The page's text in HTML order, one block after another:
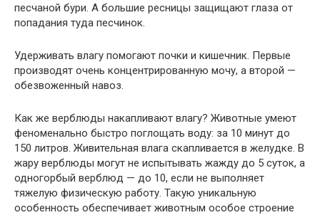
песчаной бури. А большие ресницы защищают глаза от
попадания туда песчинок.
Удерживать влагу помогают почки и кишечник. Первые
производят очень концентрированную мочу, а второй —
обезвоженный навоз.
Как же верблюды накапливают влагу? Животные умеют
феноменально быстро поглощать воду: за 10 минут до
150 литров. Живительная влага скапливается в желудке. В
жару верблюды могут не испытывать жажду до 5 суток, а
одногорбый верблюд — до 10, если не выполняет
тяжелую физическую работу. Такую уникальную
особенность обеспечивает животным особое строение